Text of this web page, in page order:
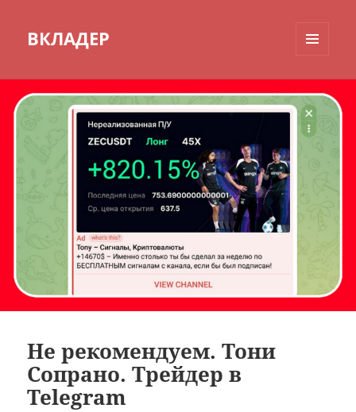
ВКЛАДЕР
Не рекомендуем. Тони
Сопрано. Трейдер в
Telegram